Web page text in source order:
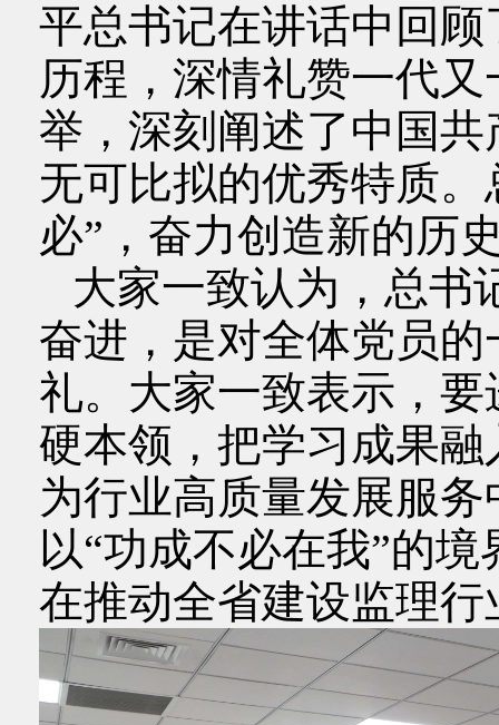
平总书记在讲话中回
历程，深情礼赞一代
举，深刻阐述了中国
无可比拟的优秀特质
必”，奋力创造新的历
大家一致认为，总书
奋进，是对全体党员
礼。大家一致表示，
硬本领，把学习成果
为行业高质量发展服
以“功成不必在我”的
在推动全省建设监理